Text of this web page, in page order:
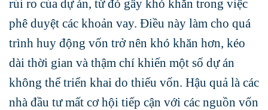
rủi ro của dự án, từ đó gây khó khăn trong việc
phê duyệt các khoản vay. Điều này làm cho quá
trình huy động vốn trở nên khó khăn hơn, kéo
dài thời gian và thậm chí khiến một số dự án
không thể triển khai do thiếu vốn. Hậu quả là các
nhà đầu tư mất cơ hội tiếp cận với các nguồn vốn